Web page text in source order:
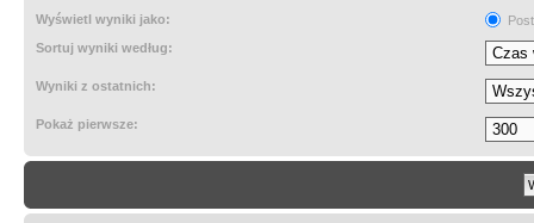
Wyświetl wyniki jako:
Sortuj wyniki według:
Wyniki z ostatnich:
Pokaż pierwsze: